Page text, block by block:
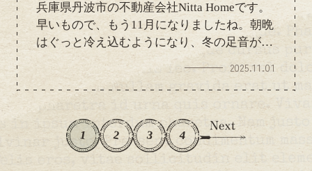
兵庫県丹波市の不動産会社Nitta Homeです。
早いもので、もう11月になりましたね。朝晩
はぐっと冷え込むようになり、冬の足音が少
しずつ近づいてきました。Nitta Homeでは、
11月も休まず元気に営業しております！お部
屋探しや不動産のご相談など、お気軽にお立
ち寄りください。皆さまのご来店を心よりお
待ちしております(^∇^)
2025.11.01
1 2 3 4